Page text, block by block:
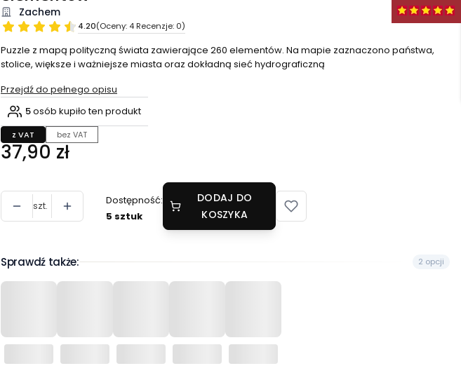
Zachem
4.20(Oceny: 4 Recenzje: 0)
Puzzle z mapą polityczną świata zawierające 260 elementów. Na mapie zaznaczono państwa,
stolice, większe i ważniejsze miasta oraz dokładną sieć hydrograficzną
Przejdź do pełnego opisu
5osób kupiło ten produkt
z VAT bez VAT
Cena
37,90 zł
szt.
Dostępność:
5 sztuk
DODAJ DO
KOSZYKA
Sprawdź także: 2 opcji